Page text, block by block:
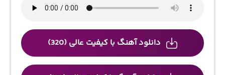
دانلود آهنگ با کیفیت عالی (320)